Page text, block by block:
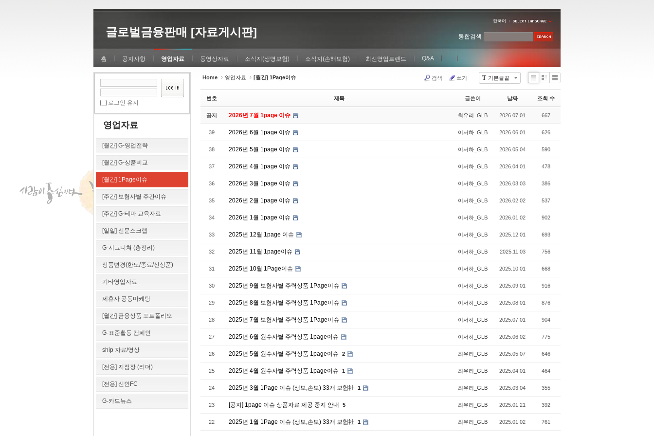
글로벌금융판매 [자료게시판]
한국어
홈 공지사항 영업자료 동영상자료 소식지(생명보험) 소식지(손해보험) 최신영업트렌드 Q&A
통합검색
로그인 유지
영업자료
[월간] G-영업전략
[월간] G-상품비교
[월간] 1Page이슈
[주간] 보험사별 주간이슈
[주간] G-테마 교육자료
[일일] 신문스크랩
G-시그니쳐 (총정리)
상품변경(한도/종료/신상품)
기타영업자료
제휴사 공동마케팅
[월간] 금융상품 포트폴리오
G-표준활동 캠페인
ship 자료/영상
[전용] 지점장 (리더)
[전용] 신인FC
G-카드뉴스
Home 영업자료 [월간] 1Page이슈 T 기본글꼴
검색 쓰기
Li
Zi
e
G
le
번호 제목 글쓴이 날짜 조회 수
공지 2026년 7월 1page 이슈 최유리_GLB 2026.07.01 667
39 2026년 6월 1page 이슈 이서하_GLB 2026.06.01 626
38 2026년 5월 1page 이슈 이서하_GLB 2026.05.04 590
37 2026년 4월 1page 이슈 이서하_GLB 2026.04.01 478
36 2026년 3월 1page 이슈 이서하_GLB 2026.03.03 386
35 2026년 2월 1page 이슈 이서하_GLB 2026.02.02 537
34 2026년 1월 1page 이슈 이서하_GLB 2026.01.02 902
33 2025년 12월 1page 이슈 이서하_GLB 2025.12.01 693
32 2025년 11월 1page이슈 이서하_GLB 2025.11.03 756
31 2025년 10월 1Page이슈 이서하_GLB 2025.10.01 668
30 2025년 9월 보험사별 주력상품 1Page이슈 이서하_GLB 2025.09.01 916
29 2025년 8월 보험사별 주력상품 1Page이슈 이서하_GLB 2025.08.01 876
28 2025년 7월 보험사별 주력상품 1Page이슈 이서하_GLB 2025.07.01 904
27 2025년 6월 원수사별 주력상품 1page이슈 이서하_GLB 2025.06.02 775
26 2025년 5월 원수사별 주력상품 1page이슈 2 최유리_GLB 2025.05.07 646
25 2025년 4월 원수사별 주력상품 1page이슈 1 최유리_GLB 2025.04.01 464
24 2025년 3월 1Page 이슈 (생보,손보) 33개 보험社 1 최유리_GLB 2025.03.04 355
23 [공지] 1page 이슈 상품자료 제공 중지 안내 5 최유리_GLB 2025.01.21 392
22 2025년 1월 1Page 이슈 (생보,손보) 33개 보험社 1 최유리_GLB 2025.01.02 761
Sketchbook5, 스케치북5
Sketchbook5, 스케치북5
Sketchbook5, 스케치북5
Sketchbook5, 스케치북5